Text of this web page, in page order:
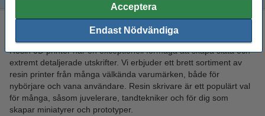
Acceptera
Endast Nödvändiga
Köp resin 3D printer till låga priser
Resin 3D printer har en exceptionell förmåga att skapa släta och
extremt detaljerade utskrifter. Vi erbjuder ett brett sortiment av
resin printer från många välkända varumärken, både för
nybörjare och vana användare. Resin skrivare är ett populärt val
för många, såsom juvelerare, tandtekniker och för dig som
skapar miniatyrer och prototyper.